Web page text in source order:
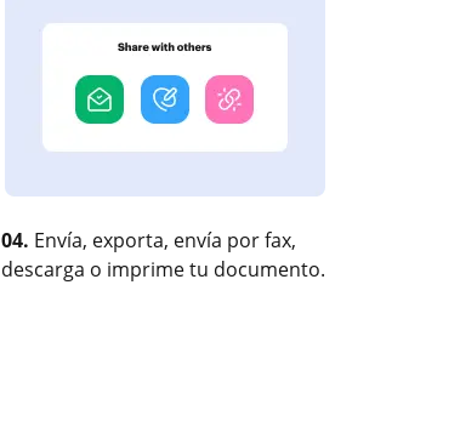
04. Envía, exporta, envía por fax,
descarga o imprime tu documento.